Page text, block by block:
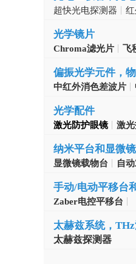
超快光电探测器
光学镜片
Chroma滤光片 飞
偏振光学元件，
中红外消色差波片
光学配件
激光防护眼镜 激
纳米平台和显微
显微镜载物台 自
手动/电动平移台
Zaber电控平移台
太赫兹系统，
太赫兹探测器